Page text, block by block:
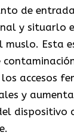
de
y situarlo
muslo. Esta
accesos
y aumenta
dispositivo